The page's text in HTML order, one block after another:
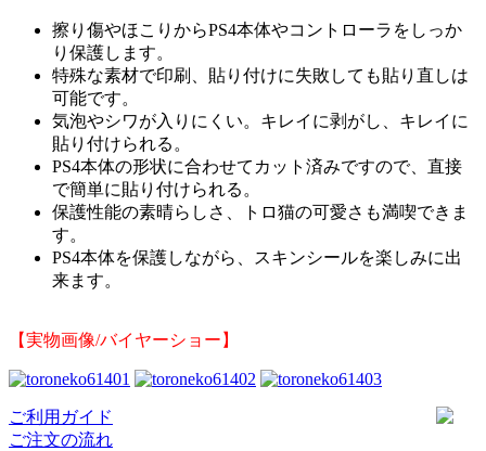
擦り傷やほこりからPS4本体やコントローラをしっか
り保護します。
特殊な素材で印刷、貼り付けに失敗しても貼り直しは
可能です。
気泡やシワが入りにくい。キレイに剥がし、キレイに
貼り付けられる。
PS4本体の形状に合わせてカット済みですので、直接
で簡単に貼り付けられる。
保護性能の素晴らしさ、トロ猫の可愛さも満喫できま
す。
PS4本体を保護しながら、スキンシールを楽しみに出
来ます。
【実物画像/バイヤーショー】
ご利用ガイド
ご注文の流れ